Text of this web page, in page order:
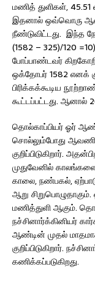
மணித் துளிகள்,
இதனால் ஒவ்வொரு
நீண்டுவிட்டது. இந்த
(1582 – 325)/120
போப்பாண்டவர்
ஒக்தோபர் 1582 எனக்
பிரிக்கக்கூடிய
கூட்டப்பட்டது. ஆனால்
தொல்காப்பியர் ஓர்
சொல்லும்போது
குறிப்பிடுகிறார்.
முதுவேனில்
காலை, நண்பகல்,
ஆறு
மணித்துளி ஆகும்.
நச்சினார்க்கினியர்
ஆண்டின் முதல்
குறிப்பிடுகிறார்.
கணிக்கப்படுகிறது.